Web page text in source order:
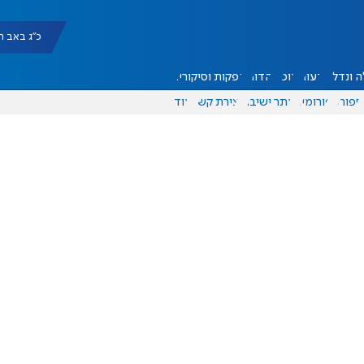
כ"ג באב תשפ"ו
ונדל"ן דעות אוכל יהדות הפקות וסיקורים
ספורט פורומים אתר ישיבה יצירת קשר עוד